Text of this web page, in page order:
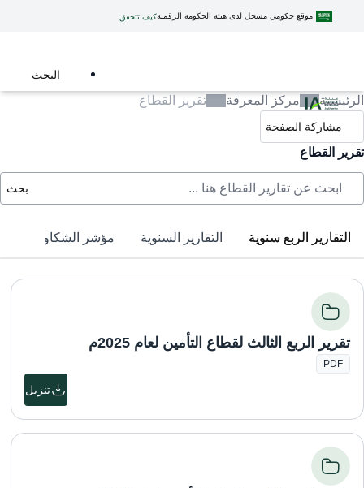
موقع حكومي مسجل لدى هيئة الحكومة الرقميةكيف تتحقق
البحث
الرئيسية مركز المعرفة تقرير القطاع
مشاركة الصفحة
تقرير القطاع
بحث
التقارير الربع سنوية التقارير السنوية مؤشر الشكاوى
تقرير الربع الثالث لقطاع التأمين لعام 2025م
PDF
تنزيل